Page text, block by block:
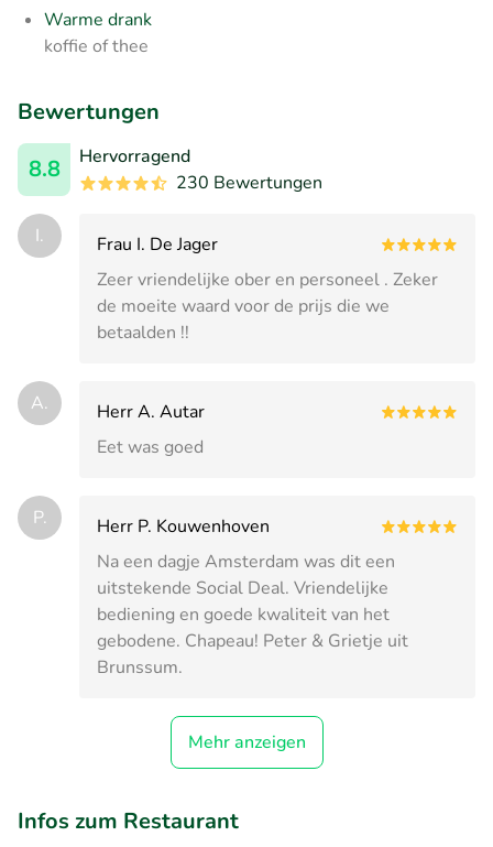
Warme drank
koffie of thee
Bewertungen
8.8
Hervorragend
230 Bewertungen
I.
Frau I. De Jager
Zeer vriendelijke ober en personeel . Zeker
de moeite waard voor de prijs die we
betaalden !!
A.
Herr A. Autar
Eet was goed
P.
Herr P. Kouwenhoven
Na een dagje Amsterdam was dit een
uitstekende Social Deal. Vriendelijke
bediening en goede kwaliteit van het
gebodene. Chapeau! Peter & Grietje uit
Brunssum.
Mehr anzeigen
Infos zum Restaurant